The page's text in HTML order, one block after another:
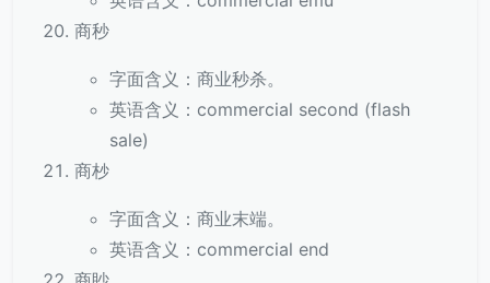
商秒
字面含义：商业秒杀。
英语含义：commercial second (flash
sale)
商杪
字面含义：商业末端。
英语含义：commercial end